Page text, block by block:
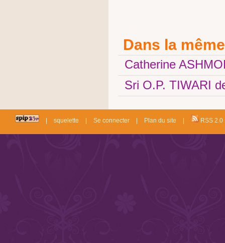
Dans la
Catherine
Sri O.P. TIWARI
squelette Se connecter Plan du site RSS 2.0